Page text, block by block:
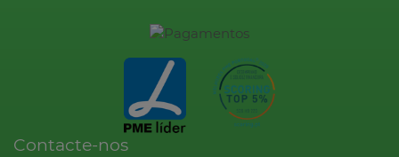
Contacte-nos